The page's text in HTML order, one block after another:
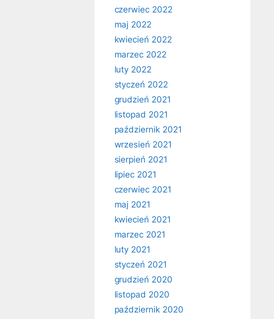
czerwiec 2022
maj 2022
kwiecień 2022
marzec 2022
luty 2022
styczeń 2022
grudzień 2021
listopad 2021
październik 2021
wrzesień 2021
sierpień 2021
lipiec 2021
czerwiec 2021
maj 2021
kwiecień 2021
marzec 2021
luty 2021
styczeń 2021
grudzień 2020
listopad 2020
październik 2020